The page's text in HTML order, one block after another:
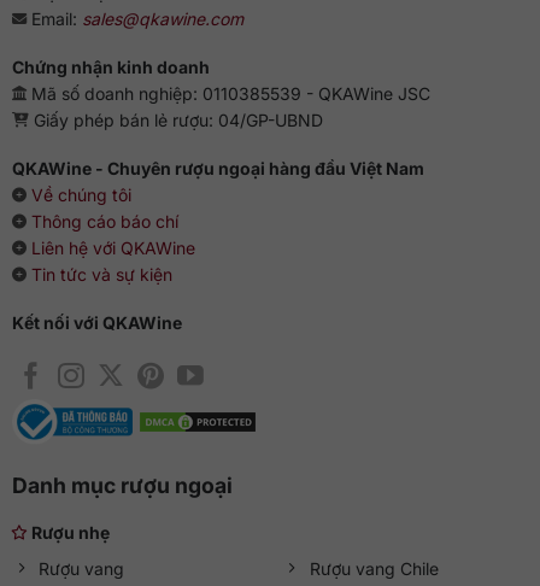
Email: sales@qkawine.com
Chứng nhận kinh doanh
Mã số doanh nghiệp: 0110385539 - QKAWine JSC
Giấy phép bán lẻ rượu: 04/GP-UBND
QKAWine - Chuyên rượu ngoại hàng đầu Việt Nam
Về chúng tôi
Thông cáo báo chí
Liên hệ với QKAWine
Tin tức và sự kiện
Kết nối với QKAWine
Danh mục rượu ngoại
Rượu nhẹ
Rượu vang
Rượu vang Chile